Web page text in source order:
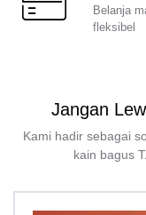
Belanja
fleksibel
Jangan
Kami hadir sebagai
kain bagus